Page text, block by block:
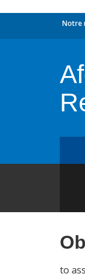
Notre
to